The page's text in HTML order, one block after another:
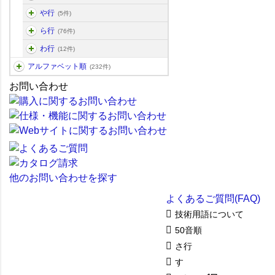
や行 (5件)
ら行 (76件)
わ行 (12件)
アルファベット順 (232件)
お問い合わせ
他のお問い合わせを探す
よくあるご質問(FAQ)
技術用語について
50音順
さ行
す